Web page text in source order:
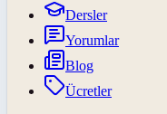
Dersler
Yorumlar
Blog
Ücretler